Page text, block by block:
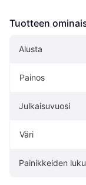
Tuotteen
Alusta
Painos
Julkaisuvuosi
Väri
Painikkeiden